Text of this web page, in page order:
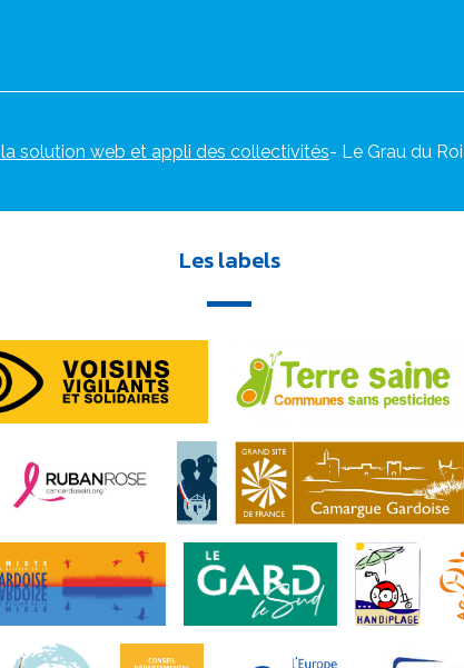
solution web et appli des collectivités- Le Grau du Roi
Les labels